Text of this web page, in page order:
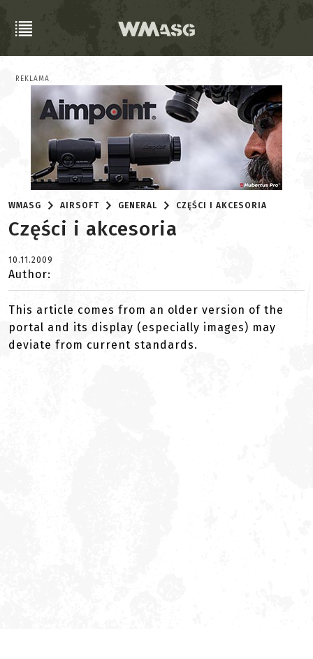
REKLAMA
WMASG AIRSOFT GENERAL CZĘŚCI I AKCESORIA
Części i akcesoria
10.11.2009
Author:
This article comes from an older version of the
portal and its display (especially images) may
deviate from current standards.